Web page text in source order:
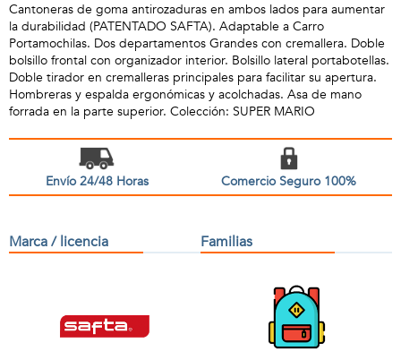
Cantoneras de goma antirozaduras en ambos lados para aumentar
la durabilidad (PATENTADO SAFTA). Adaptable a Carro
Portamochilas. Dos departamentos Grandes con cremallera. Doble
bolsillo frontal con organizador interior. Bolsillo lateral portabotellas.
Doble tirador en cremalleras principales para facilitar su apertura.
Hombreras y espalda ergonómicas y acolchadas. Asa de mano
forrada en la parte superior. Colección: SUPER MARIO
Envío 24/48 Horas Comercio Seguro 100%
Marca / licencia Familias